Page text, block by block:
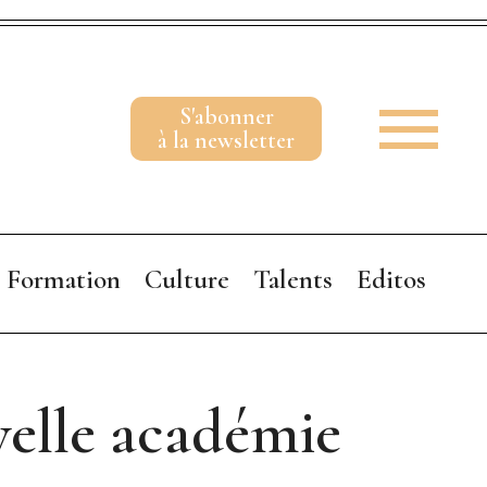
S'abonner
à la newsletter
Formation Culture Talents
Editos
A vos
académie